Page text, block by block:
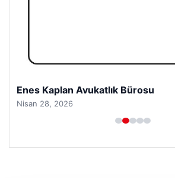
Enes Kaplan Avukatlık Bürosu
Nisan 28, 2026